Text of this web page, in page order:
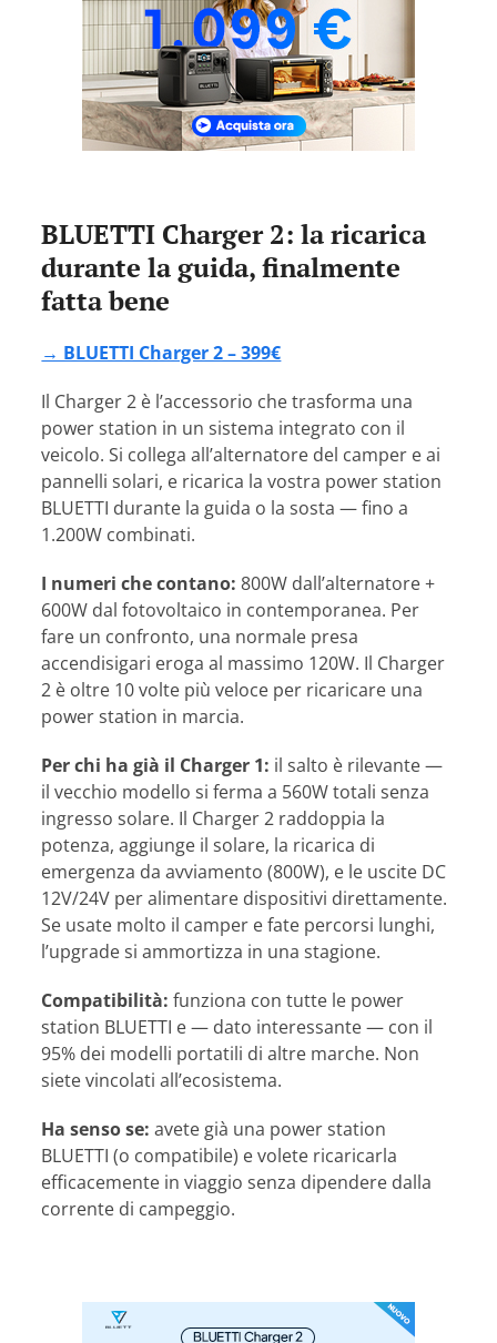
BLUETTI Charger 2: la ricarica
durante la guida, finalmente
fatta bene
→ BLUETTI Charger 2 – 399€
Il Charger 2 è l’accessorio che trasforma una
power station in un sistema integrato con il
veicolo. Si collega all’alternatore del camper e ai
pannelli solari, e ricarica la vostra power station
BLUETTI durante la guida o la sosta — fino a
1.200W combinati.
I numeri che contano: 800W dall’alternatore +
600W dal fotovoltaico in contemporanea. Per
fare un confronto, una normale presa
accendisigari eroga al massimo 120W. Il Charger
2 è oltre 10 volte più veloce per ricaricare una
power station in marcia.
Per chi ha già il Charger 1: il salto è rilevante —
il vecchio modello si ferma a 560W totali senza
ingresso solare. Il Charger 2 raddoppia la
potenza, aggiunge il solare, la ricarica di
emergenza da avviamento (800W), e le uscite DC
12V/24V per alimentare dispositivi direttamente.
Se usate molto il camper e fate percorsi lunghi,
l’upgrade si ammortizza in una stagione.
Compatibilità: funziona con tutte le power
station BLUETTI e — dato interessante — con il
95% dei modelli portatili di altre marche. Non
siete vincolati all’ecosistema.
Ha senso se: avete già una power station
BLUETTI (o compatibile) e volete ricaricarla
efficacemente in viaggio senza dipendere dalla
corrente di campeggio.